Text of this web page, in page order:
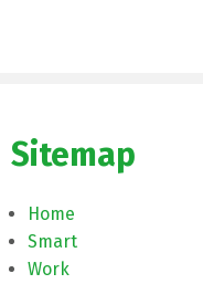
Sitemap
Home
Smart
Work